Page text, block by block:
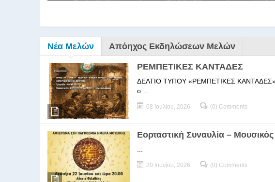
9ο Σεμινάριο
9Ο Σεμινάριο Διεύθυνσης Χορωδίας
Νέα Μελών Απόηχος Εκδηλώσεων Μελών
ΡΕΜΠΕΤΙΚΕΣ ΚΑΝΤΑΔΕΣ
ΔΕΛΤΙΟ ΤΥΠΟΥ «ΡΕΜΠΕΤΙΚΕΣ
σ ...
08 Ιουλίου, 2026 (0) Comments
Εορταστική Συναυλία –
20 Ιουνίου, 2026 (0) Comments